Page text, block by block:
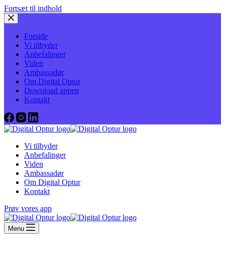
Fortsæt til indhold
Forside
Vi tilbyder
Anbefalinger
Viden
Ambassadør
Om Digital Optur
Download appen
Kontakt
Vi tilbyder
Anbefalinger
Viden
Ambassadør
Om Digital Optur
Kontakt
Prøv vores app
Menu